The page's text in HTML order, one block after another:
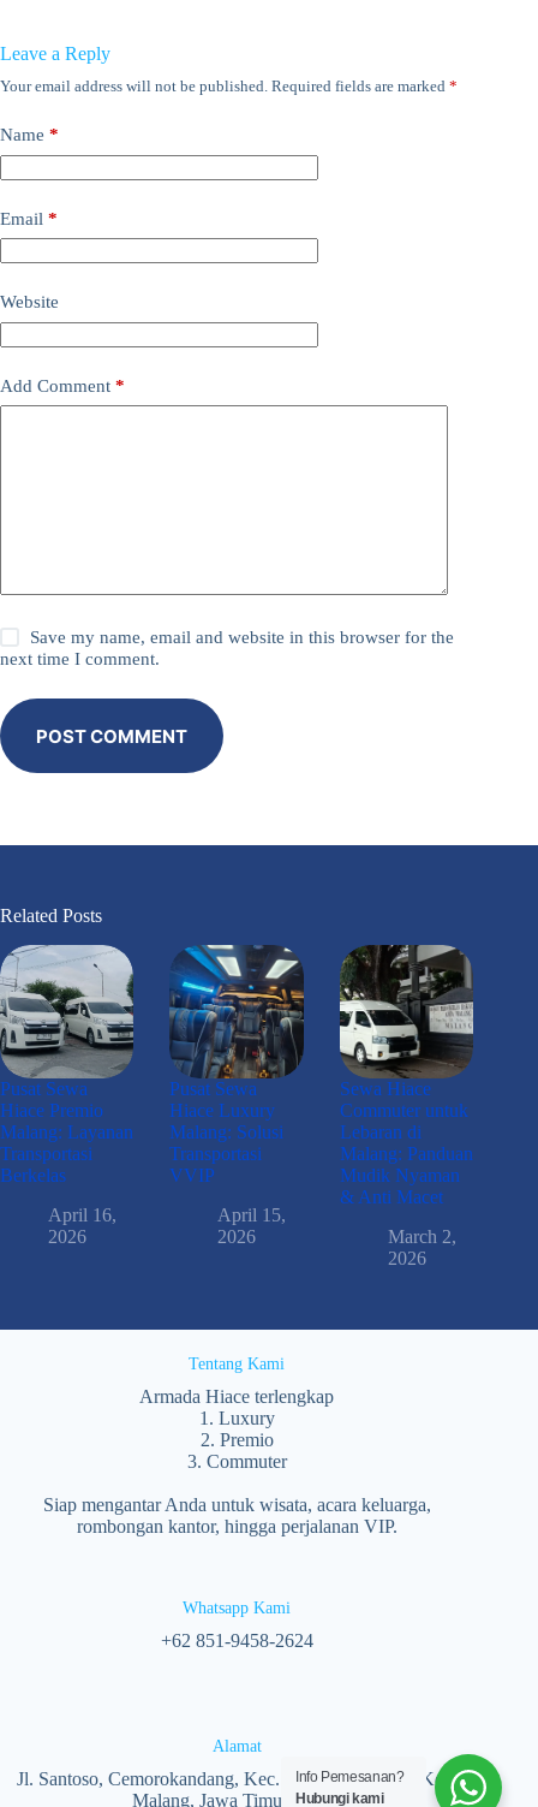
Leave a Reply
Your email address will not be published. Required fields are marked *
Name *
Email *
Website
Add Comment *
Save my name, email and website in this browser for the
next time I comment.
POST COMMENT
Related Posts
Pusat Sewa
Hiace Premio
Malang: Layanan
Transportasi
Berkelas
April 16,
2026
Pusat Sewa
Hiace Luxury
Malang: Solusi
Transportasi
VVIP
April 15,
2026
Sewa Hiace
Commuter untuk
Lebaran di
Malang: Panduan
Mudik Nyaman
& Anti Macet
March 2,
2026
Tentang Kami
Armada Hiace terlengkap
1. Luxury
2. Premio
3. Commuter
Siap mengantar Anda untuk wisata, acara keluarga,
rombongan kantor, hingga perjalanan VIP.
Whatsapp Kami
‪+62 851‑9458‑2624‬
Alamat
Jl. Santoso, Cemorokandang, Kec. Kedungkandang, Kota
Malang, Jawa Timur 65138
Info Pemesanan?
Hubungi kami